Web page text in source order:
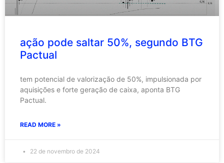
ação pode saltar 50%, segundo BTG
Pactual
tem potencial de valorização de 50%, impulsionada por
aquisições e forte geração de caixa, aponta BTG
Pactual.
READ MORE »
22 de novembro de 2024